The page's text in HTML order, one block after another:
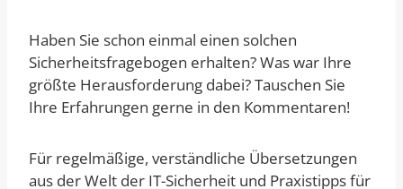
Haben Sie schon einmal einen solchen
Sicherheitsfragebogen erhalten? Was war Ihre
größte Herausforderung dabei? Tauschen Sie
Ihre Erfahrungen gerne in den Kommentaren!
Für regelmäßige, verständliche Übersetzungen
aus der Welt der IT-Sicherheit und Praxistipps für